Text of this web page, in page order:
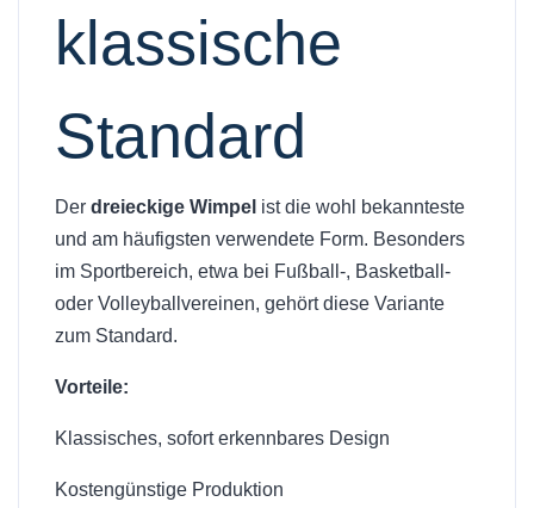
klassische
Standard
Der dreieckige Wimpel ist die wohl bekannteste
und am häufigsten verwendete Form. Besonders
im Sportbereich, etwa bei Fußball-, Basketball-
oder Volleyballvereinen, gehört diese Variante
zum Standard.
Vorteile:
Klassisches, sofort erkennbares Design
Kostengünstige Produktion